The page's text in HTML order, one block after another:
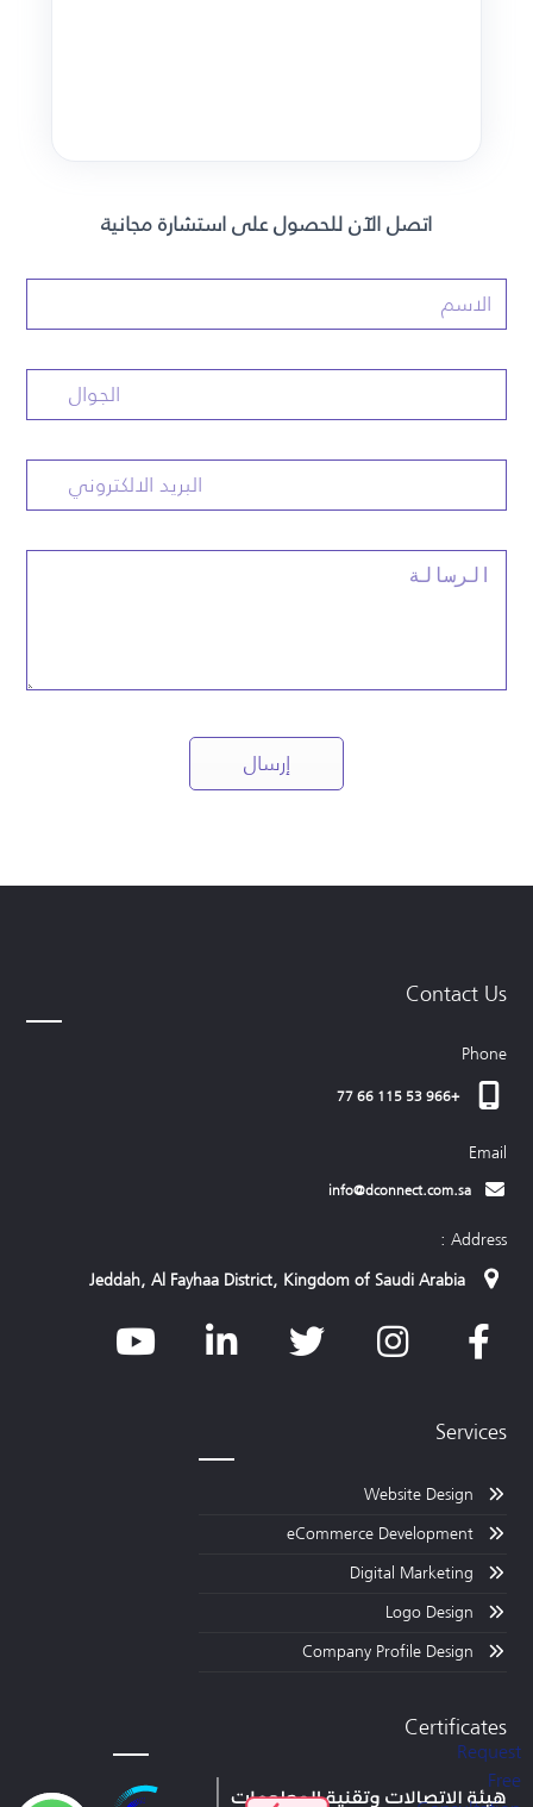
اتصل الآن للحصول على استشارة مجانية
Contact Us
Phone
+966 53 115 66 77
Email
info@dconnect.com.sa
Address :
Jeddah, Al Fayhaa District, Kingdom of Saudi Arabia
Services
Website Design
eCommerce Development
Digital Marketing
Logo Design
Company Profile Design
Certificates